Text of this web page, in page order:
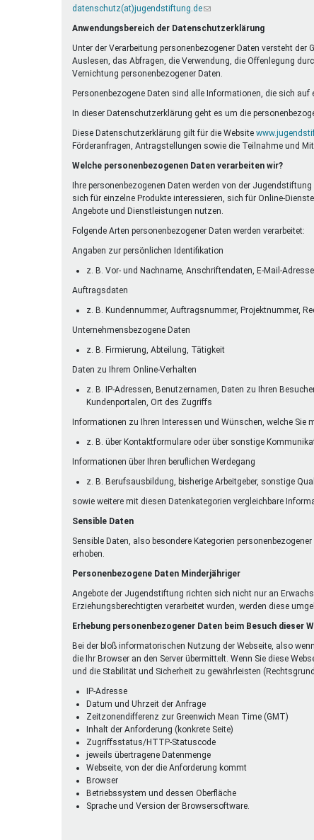
datenschutz(at)jugendstiftung.de(Link
E-
Mail)
Anwendungsbereich der Datenschutzerklärung
Unter der Verarbeitung personenbezogener Daten versteht
Auslesen, das Abfragen, die Verwendung, die Offenlegung
Vernichtung personenbezogener Daten.
Personenbezogene Daten sind alle Informationen, die sich
In dieser Datenschutzerklärung geht es um die
Diese Datenschutzerklärung gilt für die Website
Förderanfragen, Antragstellungen sowie die Teilnahme und
Welche personenbezogenen Daten verarbeiten wir?
Ihre personenbezogenen Daten werden von der
sich für einzelne Produkte interessieren, sich für Online-
Angebote und Dienstleistungen nutzen.
Folgende Arten personenbezogener Daten werden verarbeitet:
Angaben zur persönlichen Identifikation
z. B. Vor- und Nachname, Anschriftendaten, E-Mail-
Auftragsdaten
z. B. Kundennummer, Auftragsnummer, Projektnummer,
Unternehmensbezogene Daten
z. B. Firmierung, Abteilung, Tätigkeit
Daten zu Ihrem Online-Verhalten
z. B. IP-Adressen, Benutzernamen, Daten zu Ihren
Kundenportalen, Ort des Zugriffs
Informationen zu Ihren Interessen und Wünschen, welche Sie
z. B. über Kontaktformulare oder über sonstige
Informationen über Ihren beruflichen Werdegang
z. B. Berufsausbildung, bisherige Arbeitgeber, sonstige
sowie weitere mit diesen Datenkategorien vergleichbare
Sensible Daten
Sensible Daten, also besondere Kategorien
erhoben.
Personenbezogene Daten Minderjähriger
Angebote der Jugendstiftung richten sich nicht nur an
Erziehungsberechtigten verarbeitet wurden, werden diese
Erhebung personenbezogener Daten beim Besuch dieser
Bei der bloß informatorischen Nutzung der Webseite, also
die Ihr Browser an den Server übermittelt. Wenn Sie diese
und die Stabilität und Sicherheit zu gewährleisten
IP-Adresse
Datum und Uhrzeit der Anfrage
Zeitzonendifferenz zur Greenwich Mean Time (GMT)
Inhalt der Anforderung (konkrete Seite)
Zugriffsstatus/HTTP-Statuscode
jeweils übertragene Datenmenge
Webseite, von der die Anforderung kommt
Browser
Betriebssystem und dessen Oberfläche
Sprache und Version der Browsersoftware.